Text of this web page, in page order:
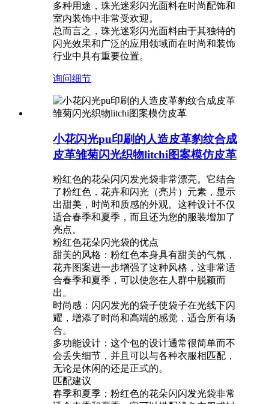
多种用途，珠光迷彩闪光面料在时尚配饰和
室内装饰中非常受欢迎。
总而言之，珠光迷彩闪光面料由于其独特的
闪光效果和广泛的应用领域而在时尚和装饰
行业中具有重要位置。
询问细节
小花闪光pu印刷的人造皮革豹纹合成
皮革雏菊闪光织物litchi图案模仿皮革
粉红色的花朵闪闪发光袋非常漂亮。它结合
了粉红色，花卉和闪光（亮片）元素，显示
出甜美，时尚和质感的外观。这种设计不仅
适合春季和夏季，而且还为您的服装增加了
亮点。
粉红色花朵闪光袋的优点
甜美的风格：粉红色本身具有甜美的气氛，
花卉图案进一步增强了这种风格，这非常适
合春季和夏季，可以使您在人群中脱颖而
出。
时尚感：闪闪发光的袋子使袋子在光线下闪
耀，增添了时尚和高端的感觉，适合所有场
合。
多功能设计：这个包的设计通常很简单而不
会丢失细节，并且可以与各种衣服相匹配，
无论是休闲的还是正式的。
匹配建议
春季和夏季：粉红色的花朵闪闪发光袋非常